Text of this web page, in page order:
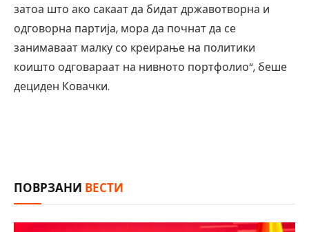
затоа што ако сакаат да бидат државотворна и
одговорна партија, мора да почнат да се
занимаваат малку со креирање на политики
коишто одговараат на нивното портфолио“, беше
дециден Ковачки.
ПОВРЗАНИ ВЕСТИ